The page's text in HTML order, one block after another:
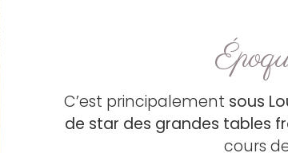
C’est principalement sous
de star des grandes tables
cours